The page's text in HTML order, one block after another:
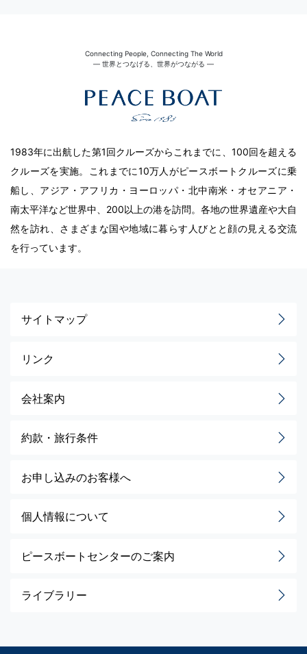
Connecting People, Connecting The World
― 世界とつなげる、世界がつながる ―
1983年に出航した第1回クルーズからこれまでに、100回を超える
クルーズを実施。これまでに10万人がピースボートクルーズに乗
船し、アジア・アフリカ・ヨーロッパ・北中南米・オセアニア・
南太平洋など世界中、200以上の港を訪問。各地の世界遺産や大自
然を訪れ、さまざまな国や地域に暮らす人びとと顔の見える交流
を行っています。
サイトマップ
リンク
会社案内
約款・旅行条件
お申し込みのお客様へ
個人情報について
ピースボートセンターのご案内
ライブラリー